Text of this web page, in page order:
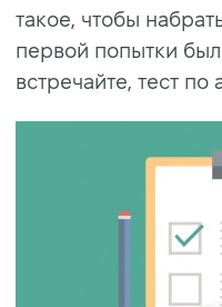
такое, чтобы
первой попытки
встречайте, тест по